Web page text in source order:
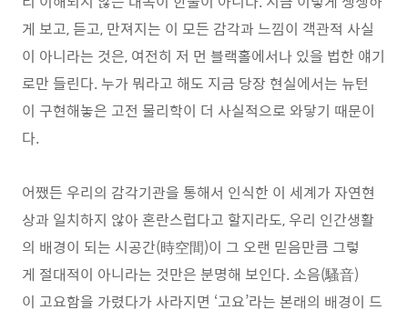
게 보고, 듣고, 만져지는 이 모든 감각과 느낌이 객관적 사실
이 아니라는 것은, 여전히 저 먼 블랙홀에서나 있을 법한 얘기
로만 들린다. 누가 뭐라고 해도 지금 당장 현실에서는 뉴턴
이 구현해놓은 고전 물리학이 더 사실적으로 와닿기 때문이
다.
어쨌든 우리의 감각기관을 통해서 인식한 이 세계가 자연현
상과 일치하지 않아 혼란스럽다고 할지라도, 우리 인간생활
의 배경이 되는 시공간(時空間)이 그 오랜 믿음만큼 그렇
게 절대적이 아니라는 것만은 분명해 보인다. 소음(騷音)
이 고요함을 가렸다가 사라지면 ‘고요’라는 본래의 배경이 드